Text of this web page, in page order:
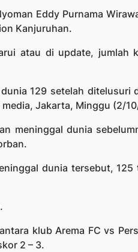
Eddy Purnama
Kanjuruhan.
atau di update, jumlah
129 setelah ditelusuri
media, Jakarta, Minggu (2/
meninggal dunia
dunia tersebut,
klub Arema FC vs
2 – 3.